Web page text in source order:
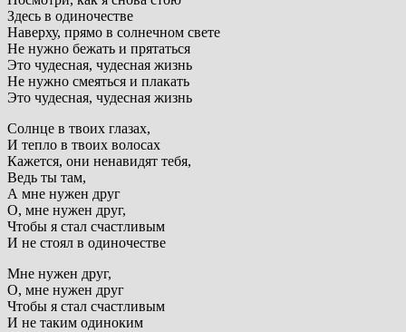
Здесь в одиночестве
Наверху, прямо в солнечном свете
Не нужно бежать и прятаться
Это чудесная, чудесная жизнь
Не нужно смеяться и плакать
Это чудесная, чудесная жизнь
Солнце в твоих глазах,
И тепло в твоих волосах
Кажется, они ненавидят тебя,
Ведь ты там,
А мне нужен друг
О, мне нужен друг,
Чтобы я стал счастливым
И не стоял в одиночестве
Мне нужен друг,
О, мне нужен друг
Чтобы я стал счастливым
И не таким одиноким